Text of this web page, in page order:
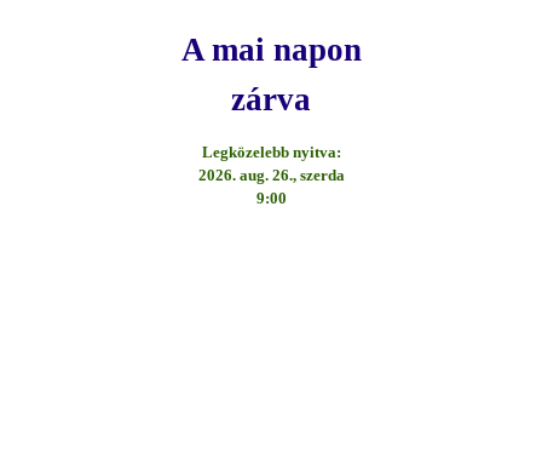
A mai napon
zárva
Legközelebb nyitva:
2026. aug. 26., szerda
9:00